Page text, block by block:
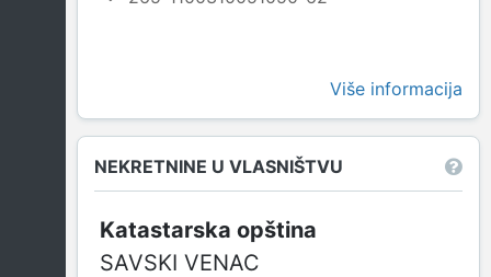
Više informacija
NEKRETNINE U VLASNIŠTVU
Katastarska opština
SAVSKI VENAC